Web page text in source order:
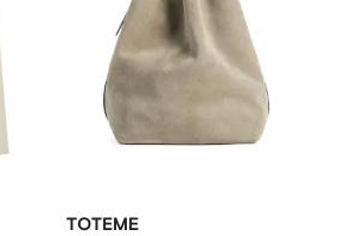
TOTEME